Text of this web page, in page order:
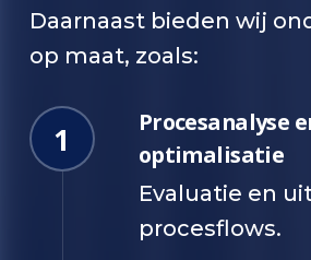
Daarnaast bieden wij
op maat, zoals:
1
Procesanalyse
optimalisatie
Evaluatie en
procesflows.